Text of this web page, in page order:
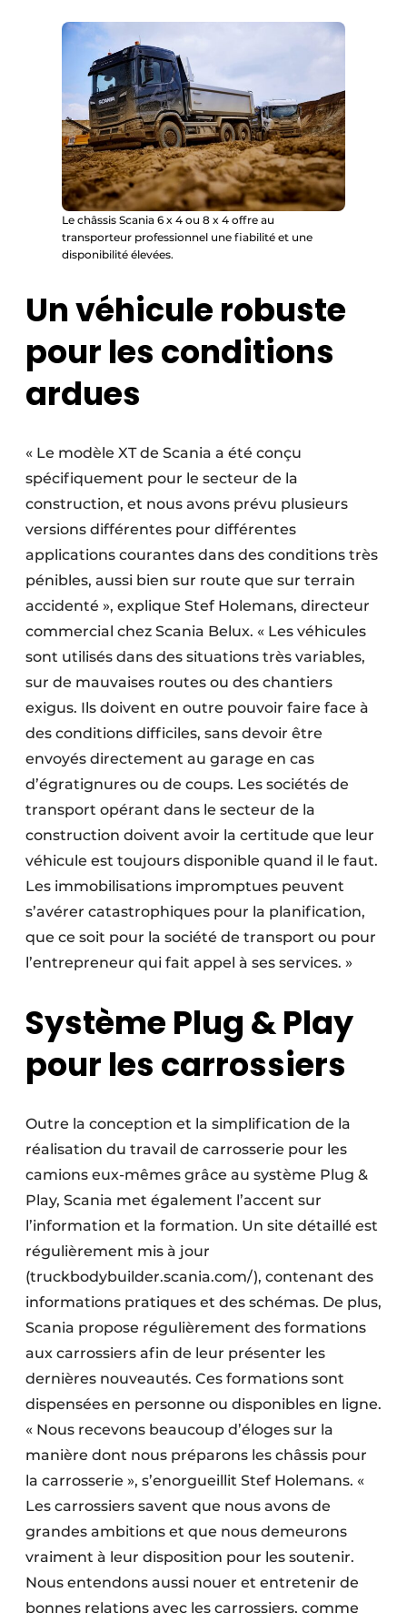
Le châssis Scania 6 x 4 ou 8 x 4 offre au
transporteur professionnel une fiabilité et une
disponibilité élevées.
Un véhicule robuste
pour les conditions
ardues
« Le modèle XT de Scania a été conçu
spécifiquement pour le secteur de la
construction, et nous avons prévu plusieurs
versions différentes pour différentes
applications courantes dans des conditions très
pénibles, aussi bien sur route que sur terrain
accidenté », explique Stef Holemans, directeur
commercial chez Scania Belux. « Les véhicules
sont utilisés dans des situations très variables,
sur de mauvaises routes ou des chantiers
exigus. Ils doivent en outre pouvoir faire face à
des conditions difficiles, sans devoir être
envoyés directement au garage en cas
d’égratignures ou de coups. Les sociétés de
transport opérant dans le secteur de la
construction doivent avoir la certitude que leur
véhicule est toujours disponible quand il le faut.
Les immobilisations impromptues peuvent
s’avérer catastrophiques pour la planification,
que ce soit pour la société de transport ou pour
l’entrepreneur qui fait appel à ses services. »
Système Plug & Play
pour les carrossiers
Outre la conception et la simplification de la
réalisation du travail de carrosserie pour les
camions eux-mêmes grâce au système Plug &
Play, Scania met également l’accent sur
l’information et la formation. Un site détaillé est
régulièrement mis à jour
(truckbodybuilder.scania.com/), contenant des
informations pratiques et des schémas. De plus,
Scania propose régulièrement des formations
aux carrossiers afin de leur présenter les
dernières nouveautés. Ces formations sont
dispensées en personne ou disponibles en ligne.
« Nous recevons beaucoup d’éloges sur la
manière dont nous préparons les châssis pour
la carrosserie », s’enorgueillit Stef Holemans. «
Les carrossiers savent que nous avons de
grandes ambitions et que nous demeurons
vraiment à leur disposition pour les soutenir.
Nous entendons aussi nouer et entretenir de
bonnes relations avec les carrossiers, comme